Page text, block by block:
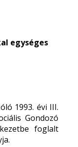
egységes
1993. évi III.
Gondozó
foglalt